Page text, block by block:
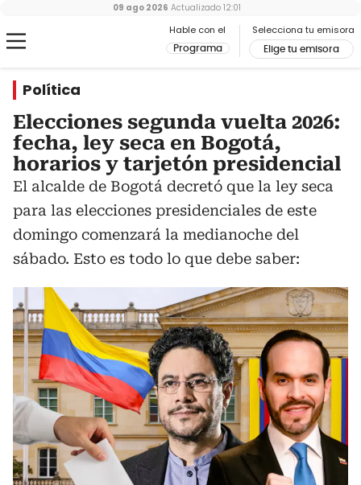
Hable con el
Programa
Selecciona tu emisora
Elige tu emisora
09 ago 2026 Actualizado 12:01
Política
Elecciones segunda vuelta 2026:
fecha, ley seca en Bogotá,
horarios y tarjetón presidencial
El alcalde de Bogotá decretó que la ley seca
para las elecciones presidenciales de este
domingo comenzará la medianoche del
sábado. Esto es todo lo que debe saber: